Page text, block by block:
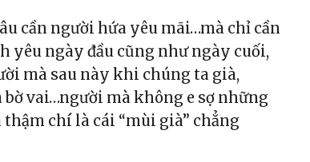
cần người hứa yêu mãi…mà chỉ cần
yêu ngày đầu cũng như ngày cuối,
mà sau này khi chúng ta già,
bờ vai…người mà không e sợ những
chí là cái “mùi già” chẳng